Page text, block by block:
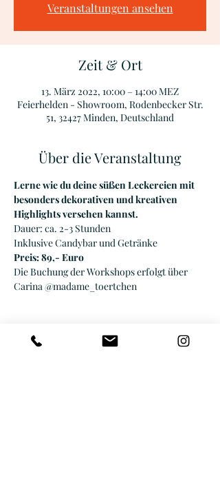
Veranstaltungen ansehen
Zeit & Ort
13. März 2022, 10:00 – 14:00 MEZ
Feierhelden - Showroom, Rodenbecker Str.
51, 32427 Minden, Deutschland
Über die Veranstaltung
Lerne wie du deine süßen Leckereien mit
besonders dekorativen und kreativen
Highlights versehen kannst.
Dauer: ca. 2-3 Stunden
Inklusive Candybar und Getränke
Preis: 89,- Euro
Die Buchung der Workshops erfolgt über
Carina @madame_toertchen